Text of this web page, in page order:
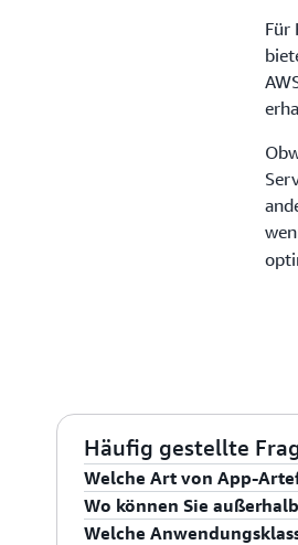
Für
Häufig gestellte
Welche Art von App-
Red Hat OpenShift Service
Dockerfile (d. h. Git-
Wo können Sie
RedHat OpenShift Service
Welche